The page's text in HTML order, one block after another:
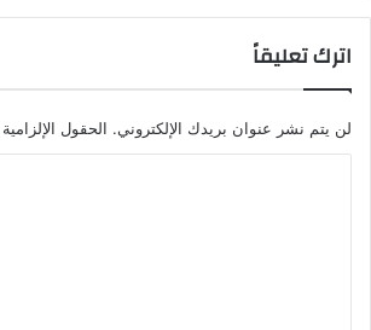
اترك تعليقاً
لن يتم نشر عنوان بريدك الإلكتروني. الحقول